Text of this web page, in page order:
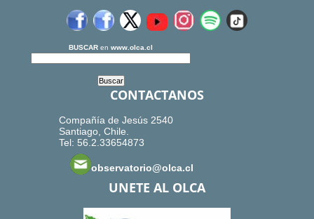
BUSCAR en www.olca.cl
CONTACTANOS
Compañía de Jesús 2540
Santiago, Chile.
Tel: 56.2.33654873
observatorio@olca.cl
UNETE AL OLCA